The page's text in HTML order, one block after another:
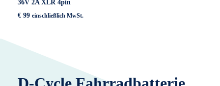
36V 2A XLR 4pin
€ 99 einschließlich MwSt.